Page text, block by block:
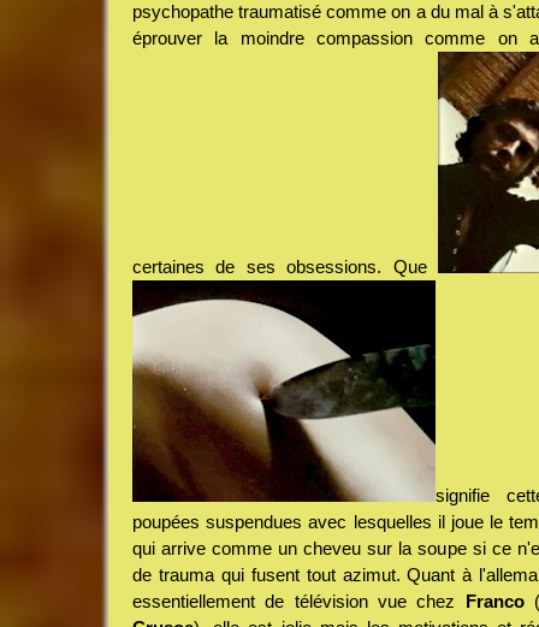
psychopathe traumatisé comme on a du mal à
éprouver la moindre compassion comme on
certaines de ses obsessions. Que
signifie
poupées suspendues avec lesquelles il joue le
qui arrive comme un cheveu sur la soupe si ce
de trauma qui fusent tout azimut. Quant à
essentiellement de télévision vue chez Franco